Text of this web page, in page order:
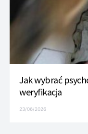
Jak wybrać
weryfikacja
23/06/2026